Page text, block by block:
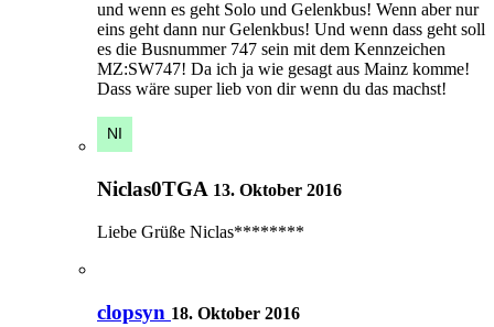
und wenn es geht Solo und Gelenkbus! Wenn aber nur
eins geht dann nur Gelenkbus! Und wenn dass geht soll
es die Busnummer 747 sein mit dem Kennzeichen
MZ:SW747! Da ich ja wie gesagt aus Mainz komme!
Dass wäre super lieb von dir wenn du das machst!
Niclas0TGA 13. Oktober 2016
Liebe Grüße Niclas********
clopsyn 18. Oktober 2016